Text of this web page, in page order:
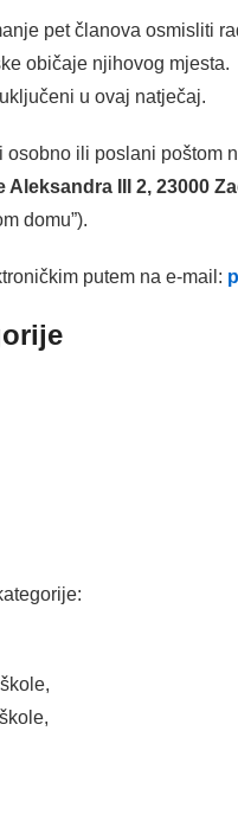
pet članova osmisliti
običaje njihovog mjesta.
u ovaj natječaj.
ili poslani poštom
Aleksandra III 2, 23000
domu”).
putem na e-mail: